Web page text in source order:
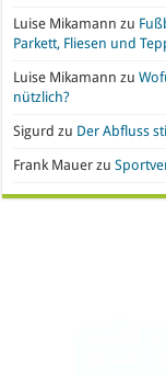
Luise Mikamann zu
Parkett, Fliesen und
Luise Mikamann zu
nützlich?
Sigurd zu Der Abfluss
Frank Mauer zu